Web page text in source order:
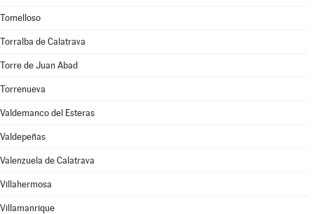
Tomelloso
Torralba de Calatrava
Torre de Juan Abad
Torrenueva
Valdemanco del Esteras
Valdepeñas
Valenzuela de Calatrava
Villahermosa
Villamanrique